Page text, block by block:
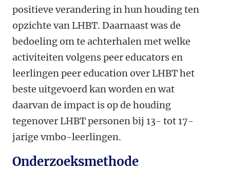
positieve verandering in hun houding ten
opzichte van LHBT. Daarnaast was de
bedoeling om te achterhalen met welke
activiteiten volgens peer educators en
leerlingen peer education over LHBT het
beste uitgevoerd kan worden en wat
daarvan de impact is op de houding
tegenover LHBT personen bij 13- tot 17-
jarige vmbo-leerlingen.
Onderzoeksmethode